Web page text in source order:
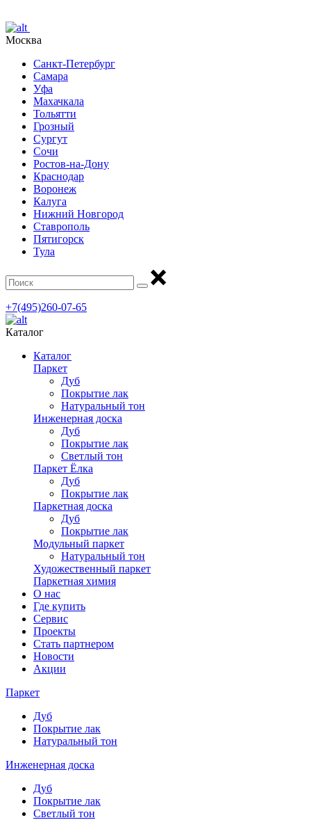
Москва
Санкт-Петербург
Самара
Уфа
Махачкала
Тольятти
Грозный
Сургут
Сочи
Ростов-на-Дону
Краснодар
Воронеж
Калуга
Нижний Новгород
Ставрополь
Пятигорск
Тула
+7(495)260-07-65
Каталог
Каталог
Паркет
Дуб
Покрытие лак
Натуральный тон
Инженерная доска
Дуб
Покрытие лак
Светлый тон
Паркет Ёлка
Дуб
Покрытие лак
Паркетная доска
Дуб
Покрытие лак
Модульный паркет
Натуральный тон
Художественный паркет
Паркетная химия
О нас
Где купить
Сервис
Проекты
Стать партнером
Новости
Акции
Паркет
Дуб
Покрытие лак
Натуральный тон
Инженерная доска
Дуб
Покрытие лак
Светлый тон